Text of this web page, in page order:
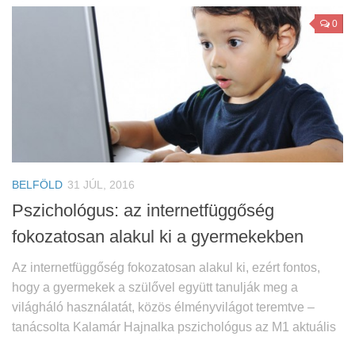
0
BELFÖLD 31 JÚL, 2016
Pszichológus: az internetfüggőség
fokozatosan alakul ki a gyermekekben
Az internetfüggőség fokozatosan alakul ki, ezért fontos,
hogy a gyermekek a szülővel együtt tanulják meg a
világháló használatát, közös élményvilágot teremtve –
tanácsolta Kalamár Hajnalka pszichológus az M1 aktuális